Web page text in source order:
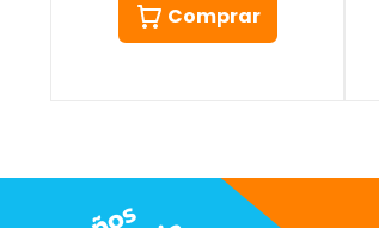
Comprar